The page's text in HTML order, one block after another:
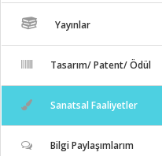
Yayınlar
Tasarım/ Patent/ Ödül
Sanatsal Faaliyetler
Bilgi Paylaşımlarım